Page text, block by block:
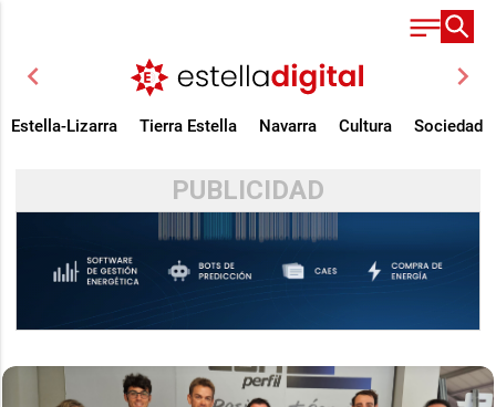
chevron_left chevron_right
Estella-Lizarra Tierra Estella Navarra Cultura Sociedad
PUBLICIDAD